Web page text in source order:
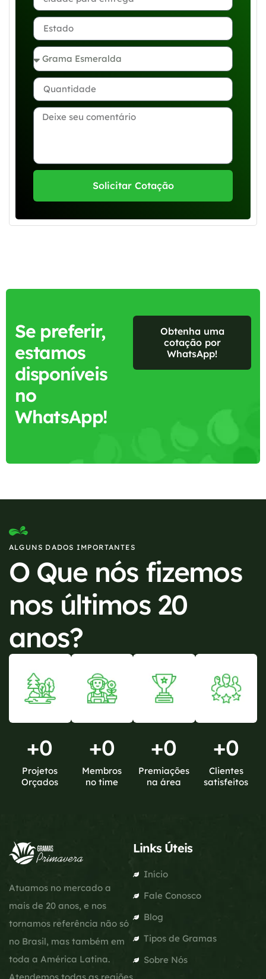
Solicitar Cotação
Se preferir,
estamos
disponíveis
no
WhatsApp!
Obtenha uma
cotação por
WhatsApp!
ALGUNS DADOS IMPORTANTES
O Que nós fizemos
nos últimos 20
anos?
+0
Projetos
Orçados
+0
Membros
no time
+0
Premiações
na área
+0
Clientes
satisfeitos
Atuamos no mercado a
mais de 20 anos, e nos
tornamos referência não só
no Brasil, mas também em
toda a América Latina.
Atendemos todas as regiões
Links Úteis
Início
Fale Conosco
Blog
Tipos de Gramas
Sobre Nós